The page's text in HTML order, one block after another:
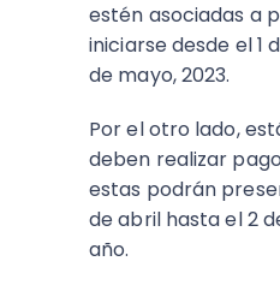
estén asociadas a
iniciarse desde el 1
de mayo, 2023.
Por el otro lado,
deben realizar
estas podrán
de abril hasta el 2
año.